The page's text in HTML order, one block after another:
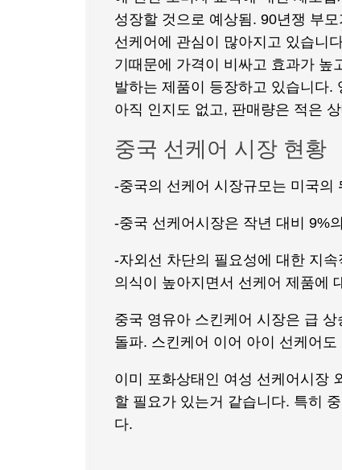
성장할 것으로 예상됨. 90년쟁 부
선케어에 관심이 많아지고 있습니
기때문에 가격이 비싸고 효과가 높
발하는 제품이 등장하고 있습니다.
아직 인지도 없고, 판매량은 적은
중국 선케어 시장 현황
-중국의 선케어 시장규모는 미국의
-중국 선케어시장은 작년 대비 9%
-자외선 차단의 필요성에 대한 지
의식이 높아지면서 선케어 제품에
중국 영유아 스킨케어 시장은 급
돌파. 스킨케어 이어 아이 선케어
이미 포화상태인 여성 선케어시장
할 필요가 있는거 같습니다. 특히
다.